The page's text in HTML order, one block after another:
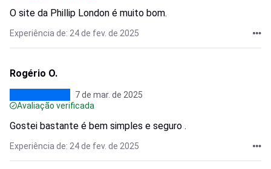
O site da Phillip London é muito bom.
Experiência de: 24 de fev. de 2025
Rogério O.
7 de mar. de 2025
Avaliação verificada
Gostei bastante é bem simples e seguro .
Experiência de: 24 de fev. de 2025